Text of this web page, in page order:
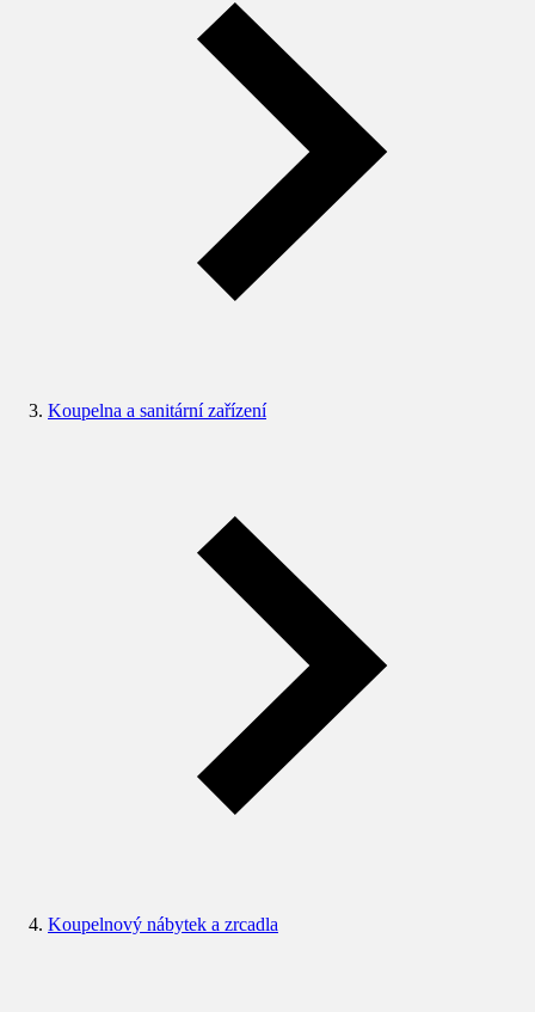
Koupelna a sanitární zařízení
Koupelnový nábytek a zrcadla